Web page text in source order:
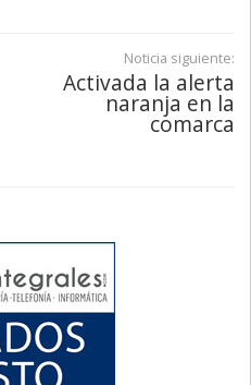
Noticia siguiente:
Activada la alerta
naranja en la
comarca